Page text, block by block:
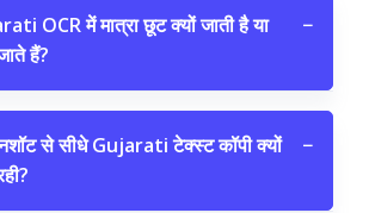
OCR में मात्रा छूट क्यों जाती है या
हैं?
−
से सीधे Gujarati टेक्स्ट कॉपी क्यों
−